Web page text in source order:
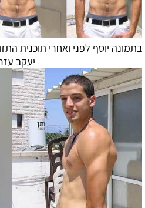
בתמונה יוסף לפני ואחרי תוכנית
יעקב